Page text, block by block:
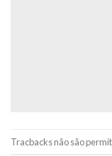
Tracbacks não são